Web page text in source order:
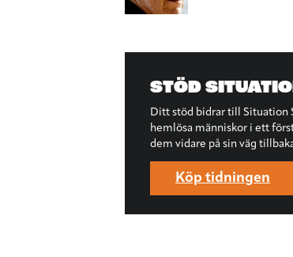
STÖD
Ditt stöd bidrar till Situation
hemlösa människor i ett
dem vidare på sin väg
Köp tidningen